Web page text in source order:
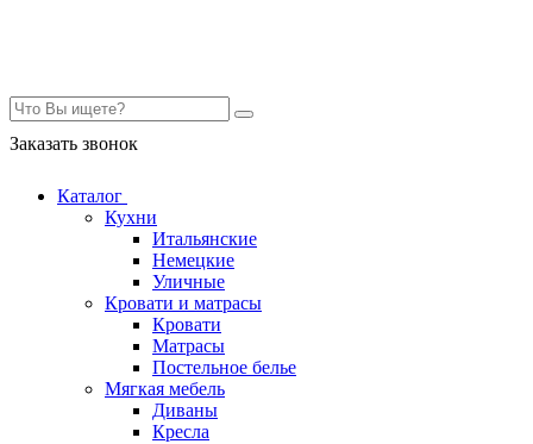
Заказать звонок
Каталог
Кухни
Итальянские
Немецкие
Уличные
Кровати и матрасы
Кровати
Матрасы
Постельное белье
Мягкая мебель
Диваны
Кресла